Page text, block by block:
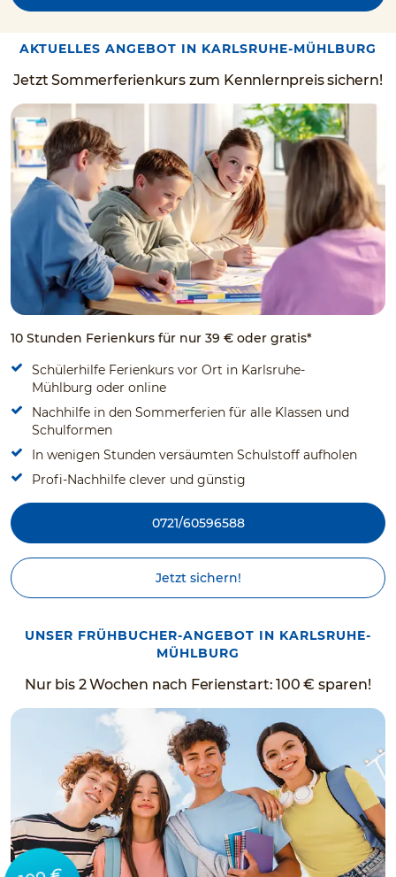
AKTUELLES ANGEBOT IN KARLSRUHE-MÜHLBURG
Jetzt Sommerferienkurs zum Kennlernpreis sichern!
10 Stunden Ferienkurs für nur 39 € oder gratis*
Schülerhilfe Ferienkurs vor Ort in Karlsruhe-
Mühlburg oder online
Nachhilfe in den Sommerferien für alle Klassen und
Schulformen
In wenigen Stunden versäumten Schulstoff aufholen
Profi-Nachhilfe clever und günstig
0721/60596588
Jetzt sichern!
UNSER FRÜHBUCHER-ANGEBOT IN KARLSRUHE-
MÜHLBURG
Nur bis 2 Wochen nach Ferienstart: 100 € sparen!